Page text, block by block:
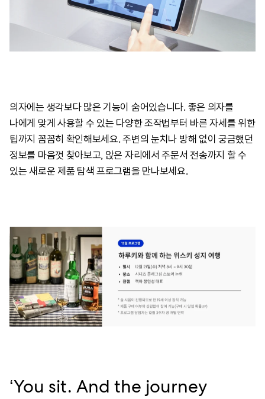
의자에는 생각보다 많은 기능이 숨어있습니다. 좋은 의자를
나에게 맞게 사용할 수 있는 다양한 조작법부터 바른 자세를 위한
팁까지 꼼꼼히 확인해보세요. 주변의 눈치나 방해 없이 궁금했던
정보를 마음껏 찾아보고, 앉은 자리에서 주문서 전송까지 할 수
있는 새로운 제품 탐색 프로그램을 만나보세요.
‘You sit. And the journey